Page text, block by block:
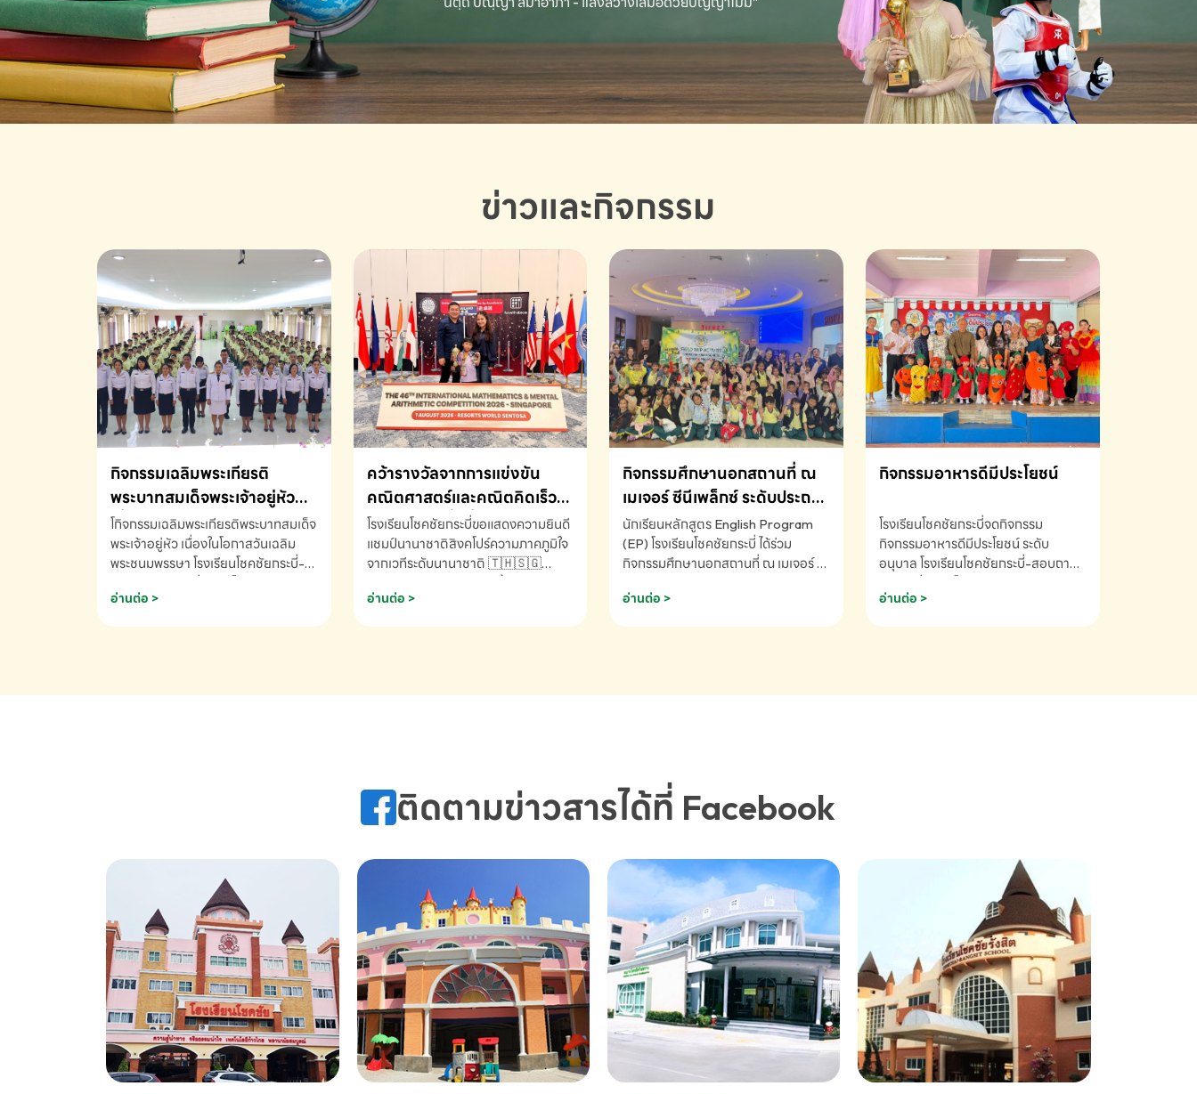
ข่าวและกิจกรรม
กิจกรรมเฉลิมพระเกียรติ
พระบาทสมเด็จพระเจ้าอยู่หัว
เนื่องในโอกาสวันเฉลิม
พระชนมพรรษา
โกิจกรรมเฉลิมพระเกียรติพระบาทสมเด็จ
พระเจ้าอยู่หัว เนื่องในโอกาสวันเฉลิม
พระชนมพรรษา โรงเรียนโชคชัยกระบี่-
691910
อ่านต่อ >
คว้ารางวัลจากการแข่งขัน
คณิตศาสตร์และคณิตคิดเร็ว
นานาชาติ ครั้งที่ 46 ประจำปี
2569 ณ ประเทศสิงคโปร์
โรงเรียนโชคชัยกระบี่ขอแสดงความยินดี
แชมป์นานาชาติสิงคโปร์ความภาคภูมิใจ
จากเวทีระดับนานาชาติ 🇹🇭🇸🇬
K3 โรงเรียนโชคชัยกระบี่ จ.กระบี่ คว้า
AND MENTAL ARITHMETIC
Arithmetic Competition K2(Grop)
โรงเรียนโชคชัยกระบี่-สอบถามข้อมูล
อ่านต่อ >
กิจกรรมศึกษานอกสถานที่ ณ
เมเจอร์ ซีนีเพล็กซ์ ระดับประถม
ศึกษา (EP.1-6)
นักเรียนหลักสูตร English Program
(EP) โรงเรียนโชคชัยกระบี่ ได้ร่วม
กิจกรรมศึกษานอกสถานที่ ณ เมเจอร์ ซี
(Soundtrack)เพื่อเสริมทักษะการฟัง
โชคชัยกระบี่-สอบถามข้อมูลเพิ่มเติม
อ่านต่อ >
กิจกรรมอาหารดีมีประโยชน์
โรงเรียนโชคชัยกระบี่จดกิจกรรม
กิจกรรมอาหารดีมีประโยชน์ ระดับ
อนุบาล โรงเรียนโชคชัยกระบี่-สอบถาม
อ่านต่อ >
ติดตามข่าวสารได้ที่ Facebook